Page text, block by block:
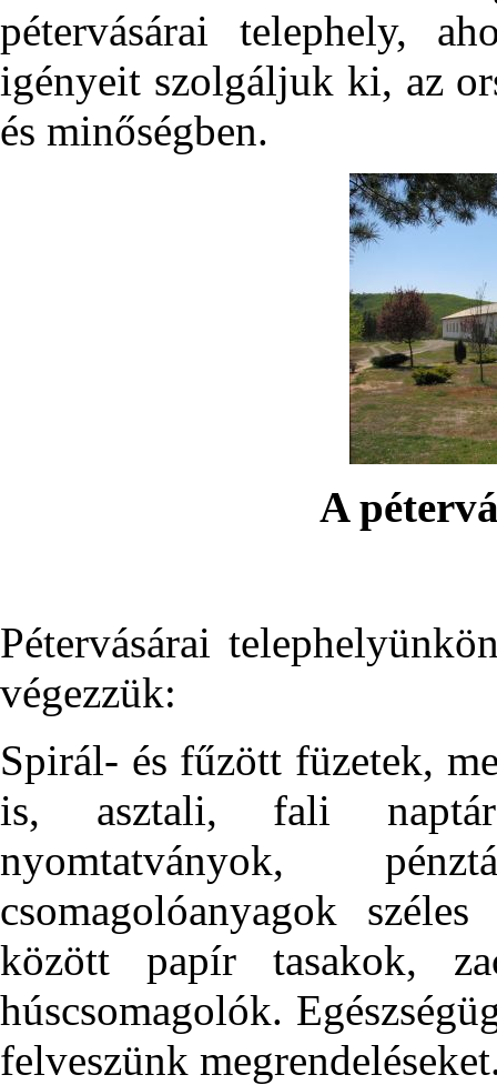
pétervásárai telephely,
igényeit szolgáljuk ki, az
és minőségben.
A
Pétervásárai
végezzük:
Spirál- és fűzött füzetek,
is, asztali, fali
nyomtatványok,
csomagolóanyagok
között papír tasakok,
húscsomagolók.
felveszünk